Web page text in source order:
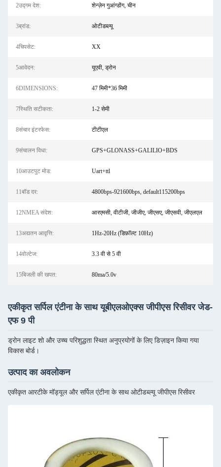
2उद्गम देश: शेन्ज़ेन गुआंग्डोंग, चीन
3ब्रांड: ओटीडब्ल्यू
4चिपसेट: XX
5आवेदन: यूएवी, ड्रोन
6DIMENSIONS: 47 मिमी*36 मिमी
7स्थिति सटीकता: 1-2 सेमी
8संचार इंटरफेस: टीटीएल
9संचालन विधा: GPS+GLONASS+GALILIO+BDS
10आउटपुट मोड: Uart+ttl
11बॉड दर: 4800bps-921600bps, default115200bps
12NMEA संदेश: आरएमसी, वीटीजी, जीजीए, जीएसए, जीएसवी, जीएलएल
13अद्यतन आवृत्ति: 1Hz-20Hz (डिफ़ॉल्ट 10Hz)
14वोल्टेज: 3.3 वी से 5 वी
15बिजली की खपत: 80ma/5.0v
एकीकृत सर्पिल एंटीना के साथ यूबीएलओएक्स जीपीएस रिसीवर जेड-
एफ 9 पी
ड्रोन लाइट शो और उच्च परिशुद्धता स्थित अनुप्रयोगों के लिए डिज़ाइन किया गया
विकास बोर्ड।
उत्पाद का अवलोकन
एकीकृत आरटीके मॉड्यूल और सर्पिल एंटीना के साथ ओटीडब्ल्यू जीपीएस रिसीवर